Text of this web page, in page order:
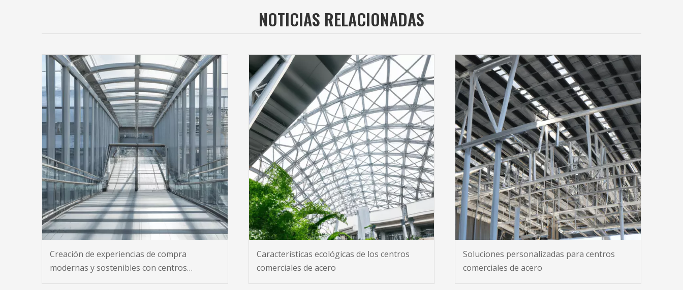
NOTICIAS RELACIONADAS
Creación de experiencias de compra
modernas y sostenibles con centros
Características ecológicas de los centros
comerciales de acero
Soluciones personalizadas para centros
comerciales de acero